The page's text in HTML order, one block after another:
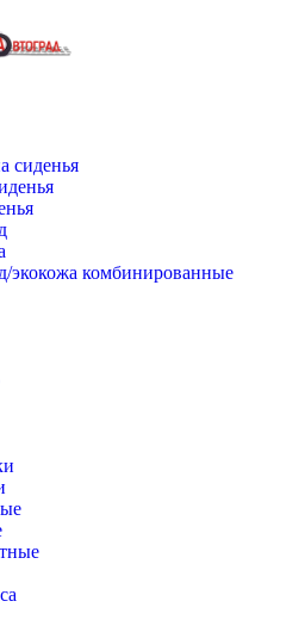
сиденья
экокожа комбинированные